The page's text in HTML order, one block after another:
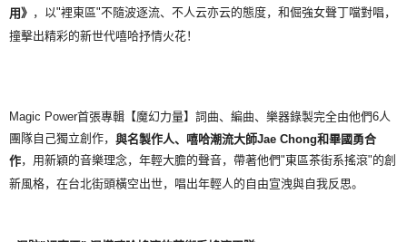
用》 ，以"裡東區"不隨波逐流、不人云亦云的態度，和倔強女聲丁噹對唱，
撞擊出精彩的新世代嘻哈抒情火花！
Magic Power首張專輯【魔幻力量】詞曲、編曲、樂器錄製完全由他們6人
團隊自己獨立創作， 與名製作人、嘻哈潮流大師Jae Chong和畢國勇合
作，用新穎的音樂理念，年輕大膽的聲音，帶著他們"東區茶街系搖滾"的創
新風格，在台北街頭橫空出世，唱出年輕人的自由宣洩與自我反思。